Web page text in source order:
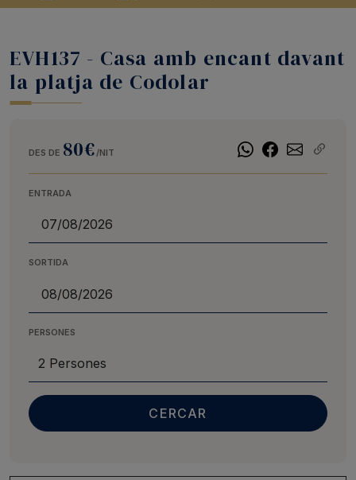
EVH137 - Casa amb encant davant
la platja de Codolar
DES DE 80€/NIT
ENTRADA
SORTIDA
PERSONES